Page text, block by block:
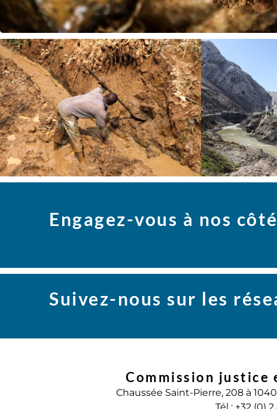
Engagez-vous à nos
Suivez-nous sur les
Commission justice
Chaussée Saint-Pierre, 208 à